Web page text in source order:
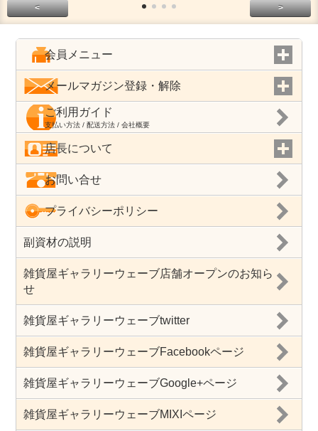
< >
会員メニュー
メールマガジン登録・解除
ご利用ガイド
支払い方法 / 配送方法 / 会社概要
店長について
お問い合せ
プライバシーポリシー
副資材の説明
雑貨屋ギャラリーウェーブ店舗オープンのお知ら
せ
雑貨屋ギャラリーウェーブtwitter
雑貨屋ギャラリーウェーブFacebookページ
雑貨屋ギャラリーウェーブGoogle+ページ
雑貨屋ギャラリーウェーブMIXIページ